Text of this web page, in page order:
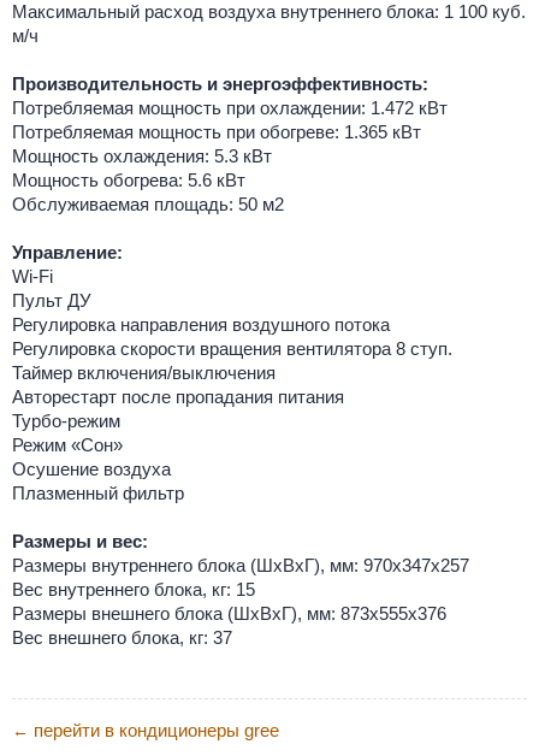
Максимальный расход воздуха внутреннего блока: 1 100 куб.
м/ч
Производительность и энергоэффективность:
Потребляемая мощность при охлаждении: 1.472 кВт
Потребляемая мощность при обогреве: 1.365 кВт
Мощность охлаждения: 5.3 кВт
Мощность обогрева: 5.6 кВт
Обслуживаемая площадь: 50 м2
Управление:
Wi-Fi
Пульт ДУ
Регулировка направления воздушного потока
Регулировка скорости вращения вентилятора 8 ступ.
Таймер включения/выключения
Авторестарт после пропадания питания
Турбо-режим
Режим «Сон»
Осушение воздуха
Плазменный фильтр
Размеры и вес:
Размеры внутреннего блока (ШхВхГ), мм: 970х347х257
Вес внутреннего блока, кг: 15
Размеры внешнего блока (ШхВхГ), мм: 873х555х376
Вес внешнего блока, кг: 37
← перейти в кондиционеры gree